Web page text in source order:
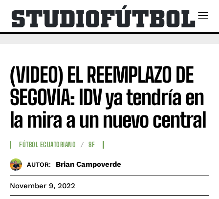
(VIDEO) EL REEMPLAZO DE
SEGOVIA: IDV ya tendría en
la mira a un nuevo central
FÚTBOL ECUATORIANO SF
AUTOR: Brian Campoverde
November 9, 2022